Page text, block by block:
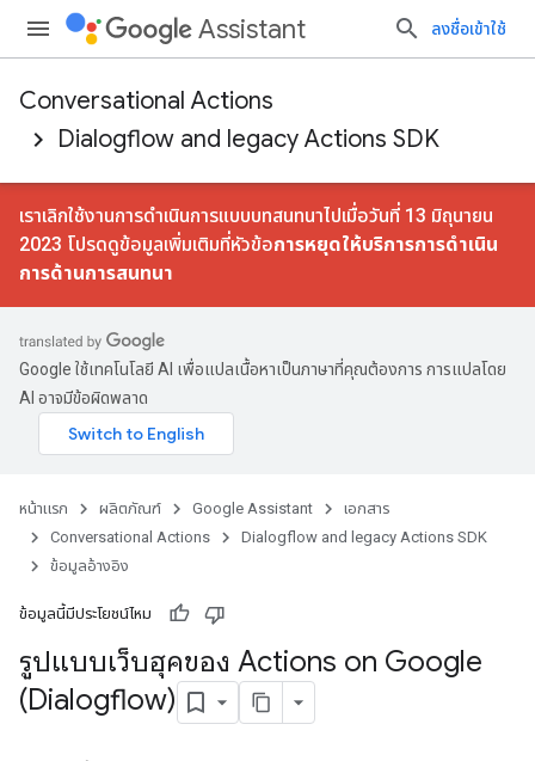
Assistant ลงชื่อเข้าใช้
Conversational Actions
Dialogflow and legacy Actions SDK
เราเลิกใช้งานการดําเนินการแบบบทสนทนาไปเมื่อวันที่ 13 มิถุนายน
2023 โปรดดูข้อมูลเพิ่มเติมที่หัวข้อการหยุดให้บริการการดําเนิน
การด้านการสนทนา
Google ใช้เทคโนโลยี AI เพื่อแปลเนื้อหาเป็นภาษาที่คุณต้องการ การแปลโดย
AI อาจมีข้อผิดพลาด
หน้าแรก ผลิตภัณฑ์ Google Assistant
เอกสาร
Conversational Actions
Dialogflow and legacy Actions SDK
ข้อมูลอ้างอิง
ข้อมูลนี้มีประโยชน์ไหม
รูปแบบเว็บฮุคของ Actions on Google
(Dialogflow)